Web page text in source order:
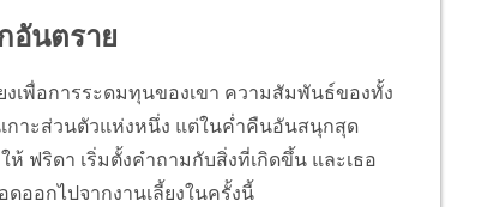
อันตราย
งเพื่อการระดมทุนของเขา ความสัมพันธ์ของทั้ง
เกาะส่วนตัวแห่งหนึ่ง แต่ในค่ำคืนอันสนุกสุด
ฟริดา เริ่มตั้งคำถามกับสิ่งที่เกิดขึ้น และเธอ
ออกไปจากงานเลี้ยงในครั้งนี้